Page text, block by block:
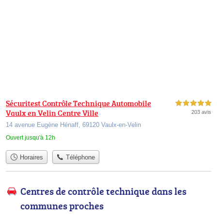
Sécuritest Contrôle Technique Automobile
Vaulx en Velin Centre Ville
14 avenue Eugène Hénaff, 69120 Vaulx-en-Velin
Ouvert jusqu'à 12h
5,0 étoiles sur 5
203 avis
Horaires Téléphone
Centres de contrôle technique dans les
communes proches